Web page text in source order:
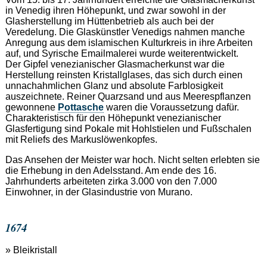
in Venedig ihren Höhepunkt, und zwar sowohl in der
Glasherstellung im Hüttenbetrieb als auch bei der
Veredelung. Die Glaskünstler Venedigs nahmen manche
Anregung aus dem islamischen Kulturkreis in ihre Arbeiten
auf, und Syrische Emailmalerei wurde weiterentwickelt.
Der Gipfel venezianischer Glasmacherkunst war die
Herstellung reinsten Kristallglases, das sich durch einen
unnachahmlichen Glanz und absolute Farblosigkeit
auszeichnete. Reiner Quarzsand und aus Meerespflanzen
gewonnene Pottaschewaren die Voraussetzung dafür.
Charakteristisch für den Höhepunkt venezianischer
Glasfertigung sind Pokale mit Hohlstielen und Fußschalen
mit Reliefs des Markuslöwenkopfes.
Das Ansehen der Meister war hoch. Nicht selten erlebten sie
die Erhebung in den Adelsstand. Am ende des 16.
Jahrhunderts arbeiteten zirka 3.000 von den 7.000
Einwohner, in der Glasindustrie von Murano.
1674
» Bleikristall